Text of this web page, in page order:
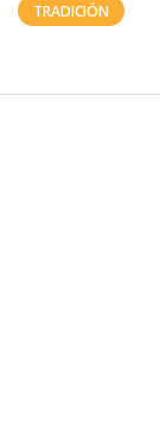
TRADICIÓN